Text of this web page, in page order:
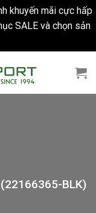
khuyến mãi cực hấp
SALE và chọn sản
BLK)